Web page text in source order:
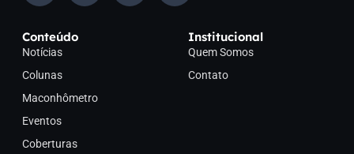
Conteúdo
Notícias
Colunas
Maconhômetro
Eventos
Coberturas
Institucional
Quem Somos
Contato